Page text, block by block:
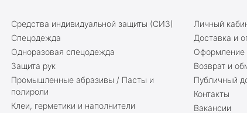
Средства индивидуальной защиты (СИЗ)
Спецодежда
Одноразовая спецодежда
Защита рук
Промышленные абразивы / Пасты и
полироли
Клеи, герметики и наполнители
Личный
Доставка и
Оформление
Возврат и
Публичный
Контакты
Вакансии